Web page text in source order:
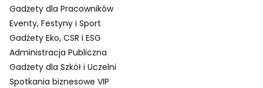
Gadżety dla Pracowników
Eventy, Festyny i Sport
Gadżety Eko, CSR i ESG
Administracja Publiczna
Gadżety dla Szkół i Uczelni
Spotkania biznesowe VIP